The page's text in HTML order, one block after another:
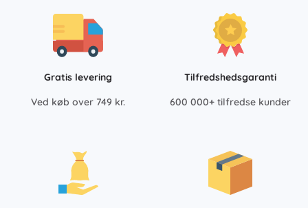
Gratis levering
Ved køb over 749 kr.
Tilfredshedsgaranti
600 000+ tilfredse kunder